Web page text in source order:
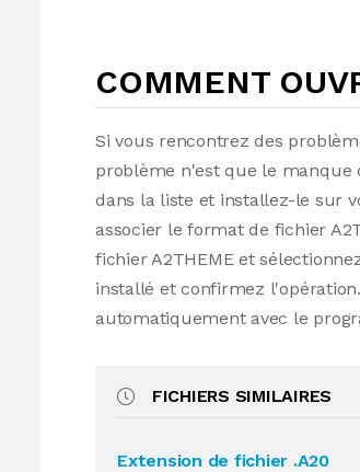
COMMENT
Si vous rencontrez des
problème n'est que le manque
dans la liste et installez-le sur
associer le format de fichier
fichier A2THEME et
installé et confirmez
automatiquement avec le
FICHIERS SIMILAIRES
Extension de fichier .A20